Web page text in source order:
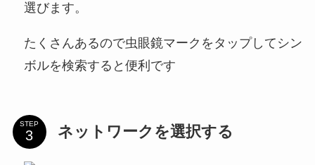
選びます。
たくさんあるので虫眼鏡マークをタップしてシン
ボルを検索すると便利です
STEP ネットワークを選択する